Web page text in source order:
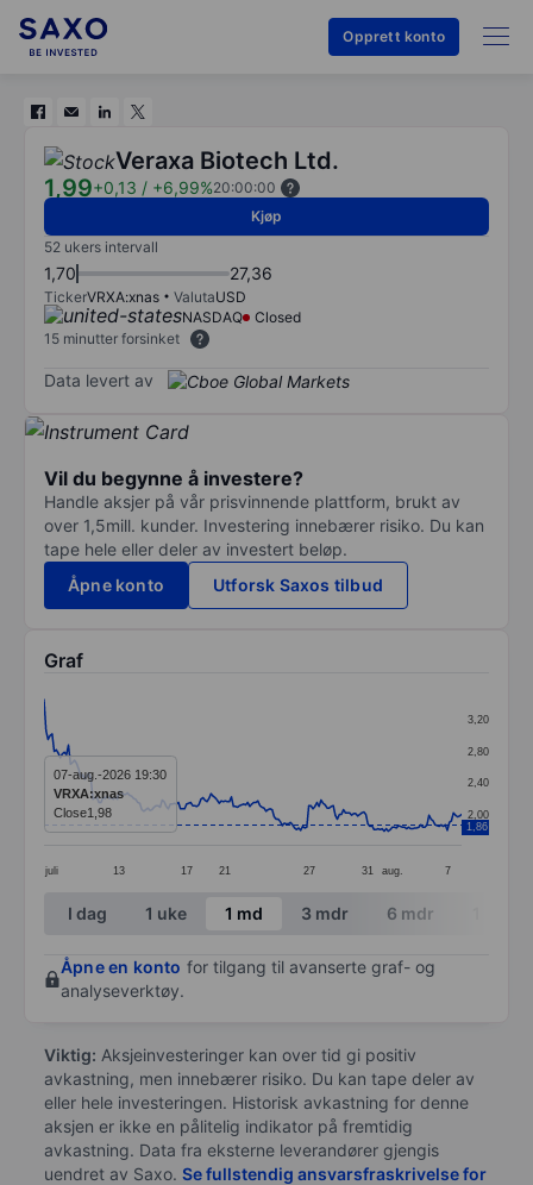
Opprett konto
Veraxa Biotech Ltd.
1,99+0,13 / +6,99%20:00:00
Kjøp
52 ukers intervall
1,70 27,36
TickerVRXA:xnas ValutaUSD
NASDAQ
Closed
15 minutter forsinket
Data levert av
Vil du begynne å investere?
Handle aksjer på vår prisvinnende plattform, brukt av
over 1,5mill. kunder. Investering innebærer risiko. Du kan
tape hele eller deler av investert beløp.
Åpne konto
Utforsk Saxos tilbud
Graf
Line chart with 206 data points.
The chart has 1 X axis displaying categories.
The chart has 1 Y axis displaying values. Data
juli 13 17 21 27 31 aug. 7
2,00
2,40
2,80
3,20
1,86
07-aug.-2026 19:30
VRXA:xnas
Close1,98
End of interactive chart.
I dag 1 uke 1 md 3 mdr 6 mdr
Åpne en konto for tilgang til avanserte graf- og
analyseverktøy.
Viktig: Aksjeinvesteringer kan over tid gi positiv
avkastning, men innebærer risiko. Du kan tape deler av
eller hele investeringen. Historisk avkastning for denne
aksjen er ikke en pålitelig indikator på fremtidig
avkastning. Data fra eksterne leverandører gjengis
uendret av Saxo. Se fullstendig ansvarsfraskrivelse for